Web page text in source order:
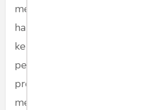
mendorong keberanian
haknya. Buzzer itu, sesuai
kemunculannya, adalah
pendengung, yang akibat
proses amplifying. Yang
memekakkan telinga. Tapi